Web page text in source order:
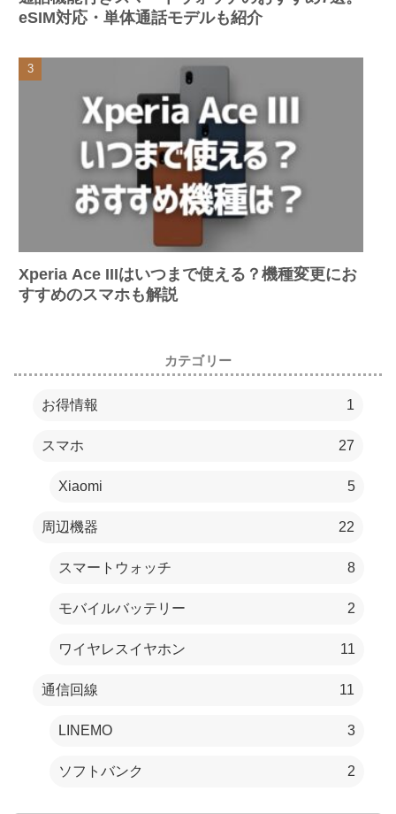
eSIM対応・単体通話モデルも紹介
Xperia Ace IIIはいつまで使える？機種変更にお
すすめのスマホも解説
カテゴリー
お得情報 1
スマホ 27
Xiaomi 5
周辺機器 22
スマートウォッチ 8
モバイルバッテリー 2
ワイヤレスイヤホン 11
通信回線 11
LINEMO 3
ソフトバンク 2